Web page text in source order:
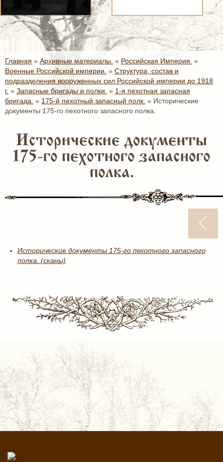
Главная » Архивные материалы. » Российская Империя. »
Военные Российской империи. » Структура, состав и
подразделения вооруженных сил Российской империи до 1918
г. » Запасные бригады и полки. » 1-я пехотная запасная
бригада. » 175-й пехотный запасный полк. » Исторические
документы 175-го пехотного запасного полка.
Исторические документы
175-го пехотного запасного
полка.
Исторические документы 175-го пехотного запасного
полка. (сканы)